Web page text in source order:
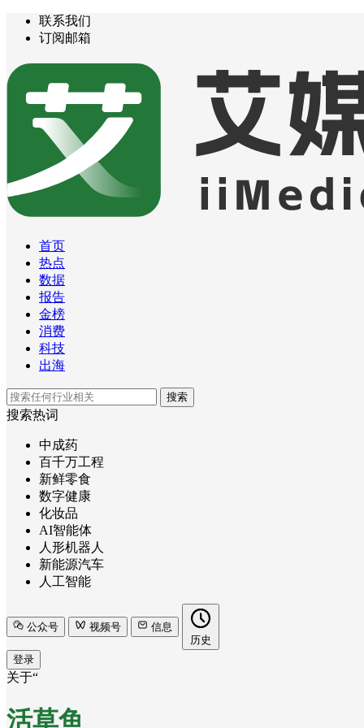
联系我们
订阅邮箱
首页
热点
数据
报告
金榜
消费
科技
出海
搜索
搜索热词
中成药
百千万工程
新鲜零食
数字健康
化妆品
AI智能体
人形机器人
新能源汽车
人工智能
公众号 视频号
信息
历史
登录
关于“
活草鱼